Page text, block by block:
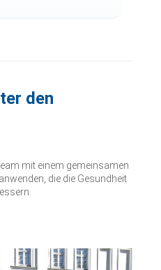
den
mit einem gemeinsamen
die die Gesundheit